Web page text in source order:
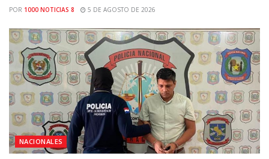
POR 1000 NOTICIAS 8 5 DE AGOSTO DE 2026
NACIONALES